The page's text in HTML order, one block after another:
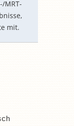
MRT-
mit.